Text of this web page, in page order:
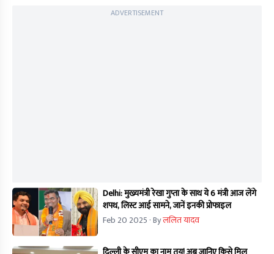
ADVERTISEMENT
Delhi: मुख्यमंत्री रेखा गुप्ता के साथ ये 6 मंत्री आज लेंगे
शपथ, लिस्ट आई सामने, जानें इनकी प्रोफाइल
Feb 20 2025 · Byललित यादव